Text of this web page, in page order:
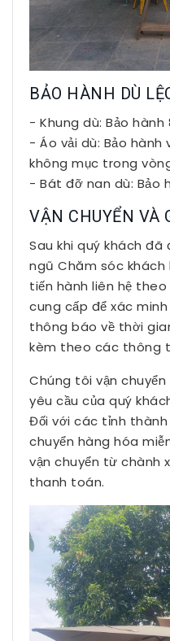
BẢO HÀNH DÙ
- Khung dù: Bảo hành
- Áo vải dù: Bảo hành
không mục trong
- Bát đỡ nan dù: Bảo
VẬN CHUYỂN VÀ
Sau khi quý khách
ngũ Chăm sóc
tiến hành liên hệ
cung cấp để xác
thông báo về thời
kèm theo các thông
Chúng tôi vận
yêu cầu của quý
Đối với các tỉnh
chuyển hàng hóa
vận chuyển từ chành
thanh toán.